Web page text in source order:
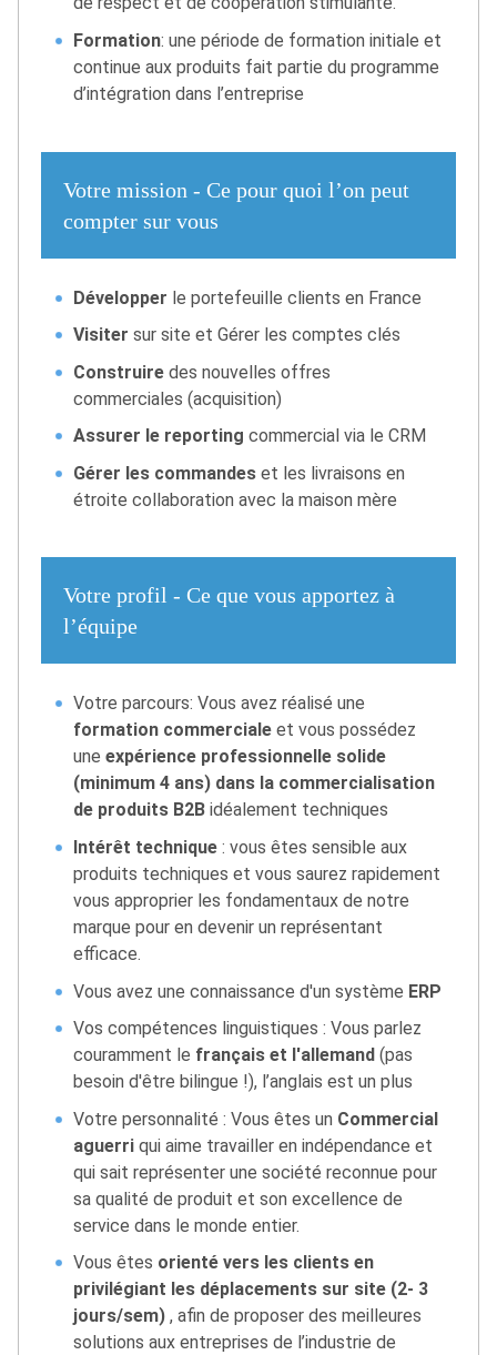
Formation: une période de formation initiale et
continue aux produits fait partie du programme
d’intégration dans l’entreprise
Votre mission - Ce pour quoi l’on peut
compter sur vous
Développer le portefeuille clients en France
Visiter sur site et Gérer les comptes clés
Construire des nouvelles offres
commerciales (acquisition)
Assurer le reporting commercial via le CRM
Gérer les commandes et les livraisons en
étroite collaboration avec la maison mère
Votre profil - Ce que vous apportez à
l’équipe
Votre parcours: Vous avez réalisé une
formation commerciale et vous possédez
uneexpérience professionnelle solide
(minimum 4 ans) dans la commercialisation
de produits B2B idéalement techniques
Intérêt technique : vous êtes sensible aux
produits techniques et vous saurez rapidement
vous approprier les fondamentaux de notre
marque pour en devenir un représentant
efficace.
Vous avez une connaissance d'un système ERP
Vos compétences linguistiques : Vous parlez
couramment le français et l'allemand (pas
besoin d'être bilingue !), l’anglais est un plus
Votre personnalité : Vous êtes un Commercial
aguerri qui aime travailler en indépendance et
qui sait représenter une société reconnue pour
sa qualité de produit et son excellence de
service dans le monde entier.
Vous êtes orienté vers les clients en
privilégiant les déplacements sur site (2- 3
jours/sem) , afin de proposer des meilleures
solutions aux entreprises de l’industrie de